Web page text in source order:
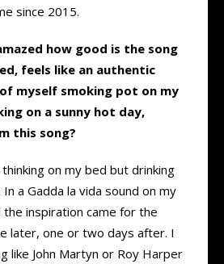
since 2015.
how good is the song
feels like an authentic
myself smoking pot on my
on a sunny hot day,
this song?
thinking on my bed but drinking
a Gadda la vida sound on my
inspiration came for the
later, one or two days after. I
like John Martyn or Roy Harper